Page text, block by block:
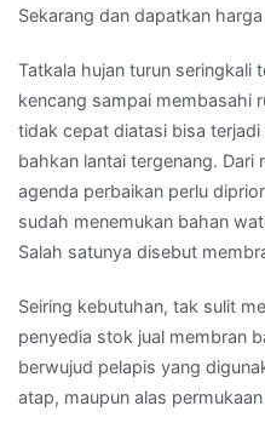
0500
Sekarang dan dapatkan
Tatkala hujan turun seringkali
kencang sampai membasahi
tidak cepat diatasi bisa
bahkan lantai tergenang. Dari
agenda perbaikan perlu
sudah menemukan bahan
Salah satunya disebut
Seiring kebutuhan, tak sulit
penyedia stok jual membran
berwujud pelapis yang
atap, maupun alas permukaan